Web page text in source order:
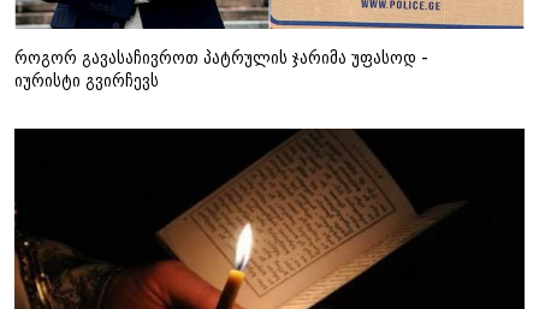
როგორ გავასაჩივროთ პატრულის ჯარიმა უფასოდ -
იურისტი გვირჩევს